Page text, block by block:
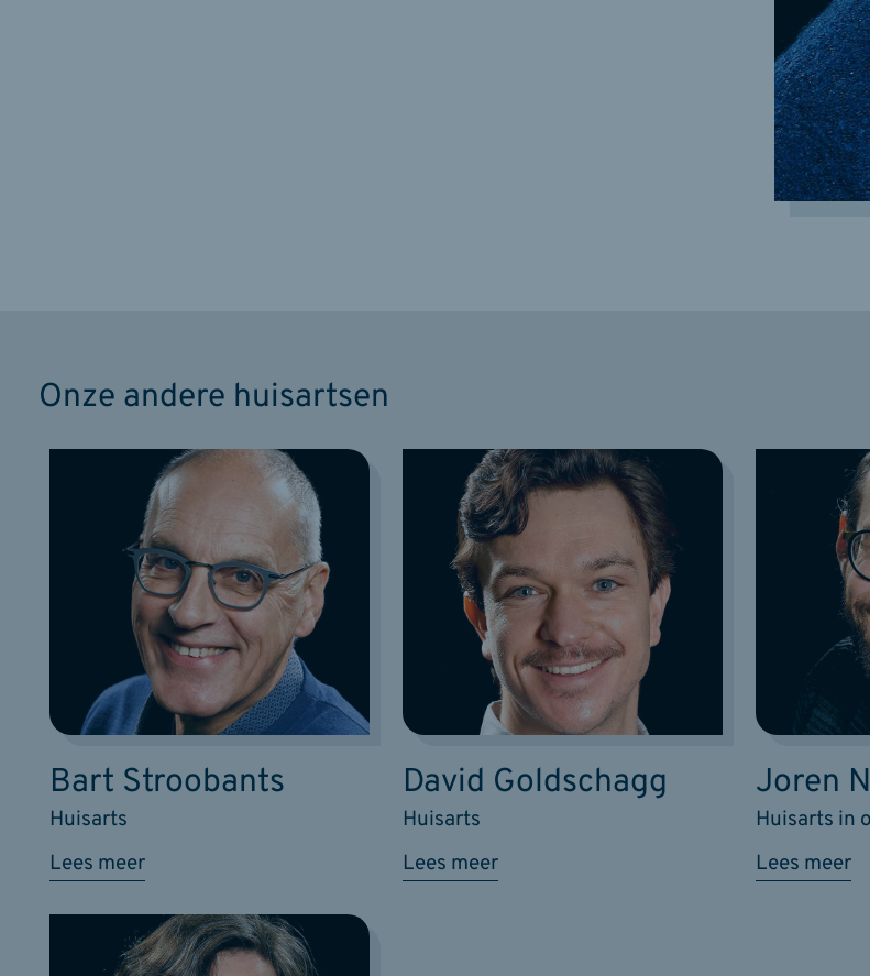
Onze andere huisartsen
Lees meer
Huisarts
Bart Stroobants
Lees meer
Huisarts
David Goldschagg
Lees meer
Huisarts in
Joren